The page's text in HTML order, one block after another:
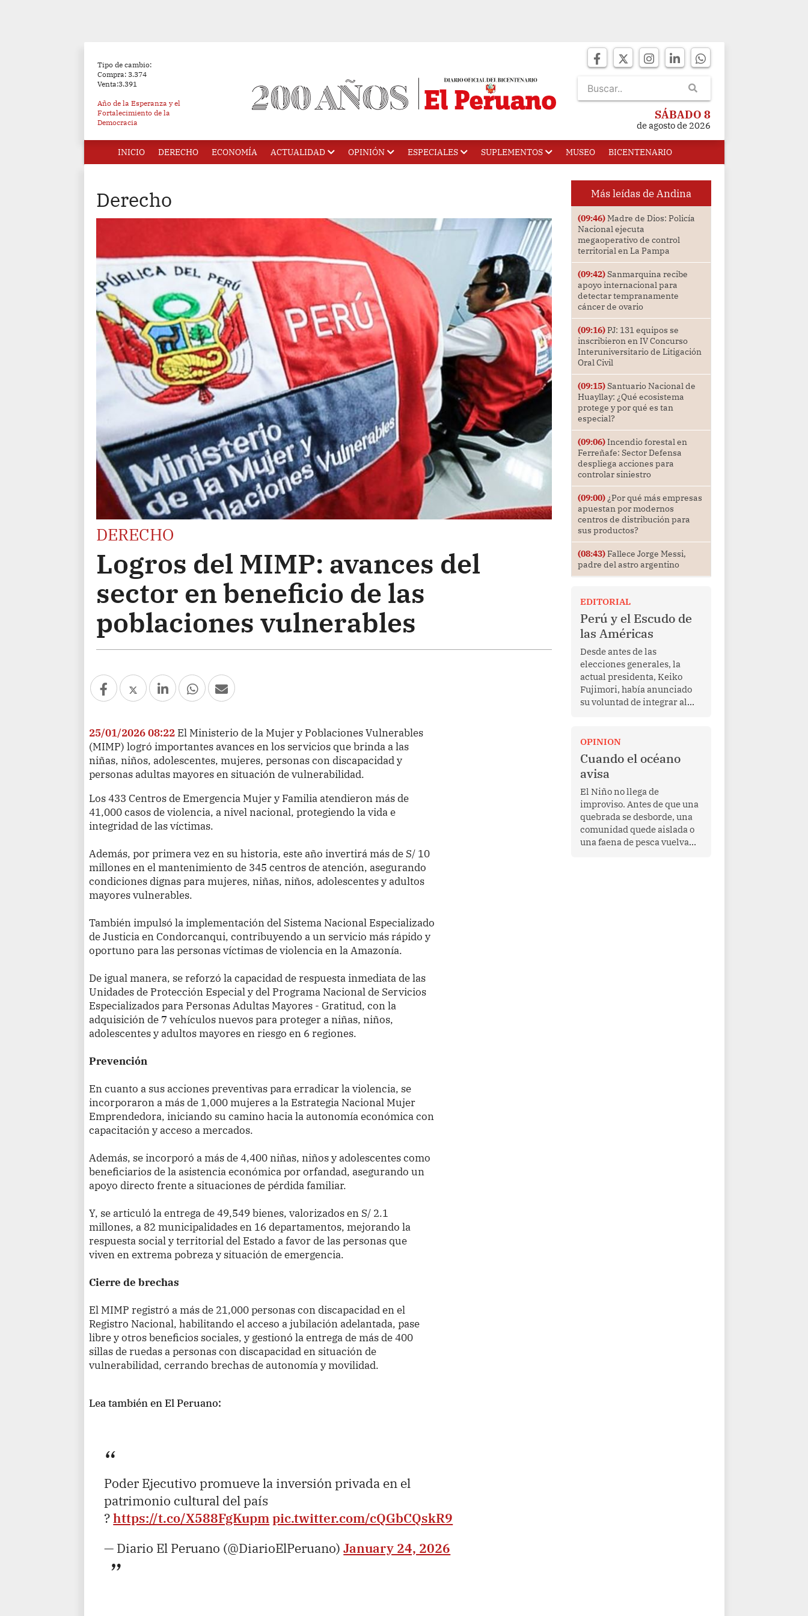
Tipo de cambio:
Compra: 3.374
Venta:3.391
Año de la Esperanza y el
Fortalecimiento de la
Democracia
SÁBADO 8
de agosto de 2026
INICIO DERECHO ECONOMÍA ACTUALIDAD OPINIÓN ESPECIALES SUPLEMENTOS MUSEO BICENTENARIO
Derecho
DERECHO
Logros del MIMP: avances del
sector en beneficio de las
poblaciones vulnerables
25/01/2026 08:22 El Ministerio de la Mujer y Poblaciones Vulnerables
(MIMP) logró importantes avances en los servicios que brinda a las
niñas, niños, adolescentes, mujeres, personas con discapacidad y
personas adultas mayores en situación de vulnerabilidad.
Los 433 Centros de Emergencia Mujer y Familia atendieron más de
41,000 casos de violencia, a nivel nacional, protegiendo la vida e
integridad de las víctimas.
Además, por primera vez en su historia, este año invertirá más de S/ 10
millones en el mantenimiento de 345 centros de atención, asegurando
condiciones dignas para mujeres, niñas, niños, adolescentes y adultos
mayores vulnerables.
También impulsó la implementación del Sistema Nacional Especializado
de Justicia en Condorcanqui, contribuyendo a un servicio más rápido y
oportuno para las personas víctimas de violencia en la Amazonía.
De igual manera, se reforzó la capacidad de respuesta inmediata de las
Unidades de Protección Especial y del Programa Nacional de Servicios
Especializados para Personas Adultas Mayores - Gratitud, con la
adquisición de 7 vehículos nuevos para proteger a niñas, niños,
adolescentes y adultos mayores en riesgo en 6 regiones.
Prevención
En cuanto a sus acciones preventivas para erradicar la violencia, se
incorporaron a más de 1,000 mujeres a la Estrategia Nacional Mujer
Emprendedora, iniciando su camino hacia la autonomía económica con
capacitación y acceso a mercados.
Además, se incorporó a más de 4,400 niñas, niños y adolescentes como
beneficiarios de la asistencia económica por orfandad, asegurando un
apoyo directo frente a situaciones de pérdida familiar.
Y, se articuló la entrega de 49,549 bienes, valorizados en S/ 2.1
millones, a 82 municipalidades en 16 departamentos, mejorando la
respuesta social y territorial del Estado a favor de las personas que
viven en extrema pobreza y situación de emergencia.
Cierre de brechas
El MIMP registró a más de 21,000 personas con discapacidad en el
Registro Nacional, habilitando el acceso a jubilación adelantada, pase
libre y otros beneficios sociales, y gestionó la entrega de más de 400
sillas de ruedas a personas con discapacidad en situación de
vulnerabilidad, cerrando brechas de autonomía y movilidad.
Lea también en El Peruano:
Poder Ejecutivo promueve la inversión privada en el
patrimonio cultural del país
?https://t.co/X588FgKupmpic.twitter.com/cQGbCQskR9
— Diario El Peruano (@DiarioElPeruano)January 24, 2026
Más leídas de Andina
(09:46)Madre de Dios: Policía
Nacional ejecuta
megaoperativo de control
territorial en La Pampa
(09:42)Sanmarquina recibe
apoyo internacional para
detectar tempranamente
cáncer de ovario
(09:16)PJ: 131 equipos se
inscribieron en IV Concurso
Interuniversitario de Litigación
Oral Civil
(09:15)Santuario Nacional de
Huayllay: ¿Qué ecosistema
protege y por qué es tan
especial?
(09:06)Incendio forestal en
Ferreñafe: Sector Defensa
despliega acciones para
controlar siniestro
(09:00)¿Por qué más empresas
apuestan por modernos
centros de distribución para
sus productos?
(08:43)Fallece Jorge Messi,
padre del astro argentino
EDITORIAL
Perú y el Escudo de
las Américas
Desde antes de las
elecciones generales, la
actual presidenta, Keiko
Fujimori, había anunciado
su voluntad de integrar al
en marzo de este año por el
mandatario estadounidense
Donald Trump, con el fin de
enfrentar al crimen
transnacional organizado y
al tráfico de drogas.
OPINION
Cuando el océano
avisa
El Niño no llega de
improviso. Antes de que una
quebrada se desborde, una
comunidad quede aislada o
una faena de pesca vuelva